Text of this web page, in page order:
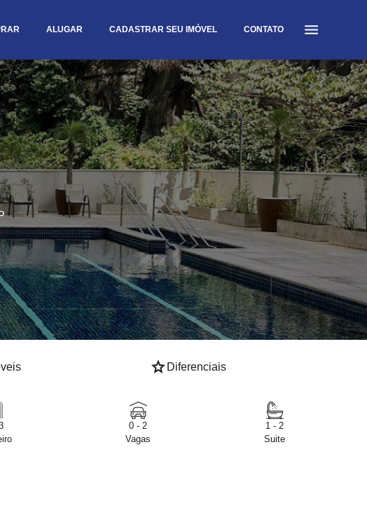
ALUGAR CADASTRAR SEU IMÓVEL CONTATO
star Diferenciais
0 - 2
Vagas
1 - 2
Suite